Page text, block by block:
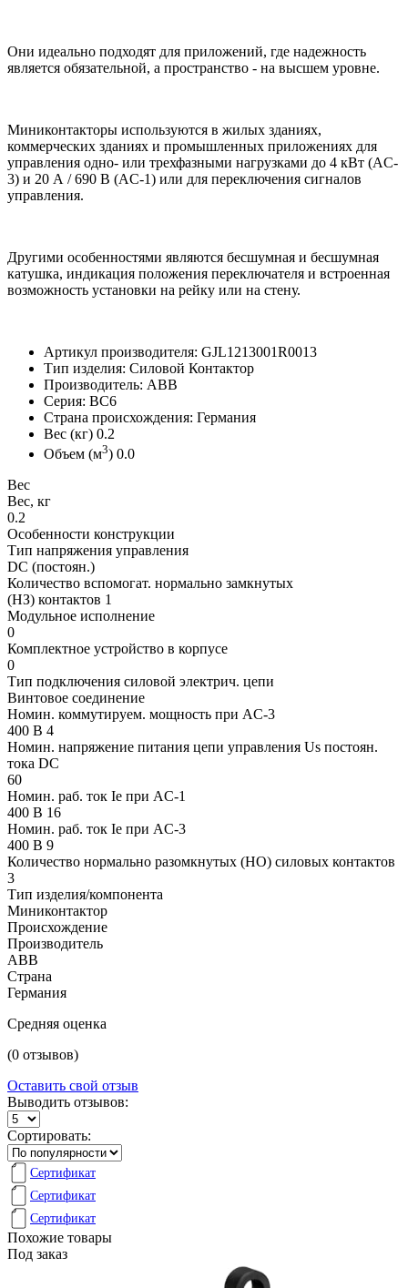
Они идеально подходят для приложений, где надежность
является обязательной, а пространство - на высшем уровне.
Миниконтакторы используются в жилых зданиях,
коммерческих зданиях и промышленных приложениях для
управления одно- или трехфазными нагрузками до 4 кВт (AC-
3) и 20 А / 690 В (AC-1) или для переключения сигналов
управления.
Другими особенностями являются бесшумная и бесшумная
катушка, индикация положения переключателя и встроенная
возможность установки на рейку или на стену.
Артикул производителя: GJL1213001R0013
Тип изделия: Силовой Контактор
Производитель: ABB
Серия: BC6
Страна происхождения: Германия
Вес (кг) 0.2
Объем (м3) 0.0
Вес
Вес, кг
0.2
Особенности конструкции
Тип напряжения управления
DC (постоян.)
Количество вспомогат. нормально замкнутых
(НЗ) контактов 1
Модульное исполнение
0
Комплектное устройство в корпусе
0
Тип подключения силовой электрич. цепи
Винтовое соединение
Номин. коммутируем. мощность при AC-3
400 В 4
Номин. напряжение питания цепи управления Us постоян.
тока DC
60
Номин. раб. ток Ie при AC-1
400 В 16
Номин. раб. ток Ie при AC-3
400 В 9
Количество нормально разомкнутых (НО) силовых контактов
3
Тип изделия/компонента
Миниконтактор
Происхождение
Производитель
ABB
Страна
Германия
Средняя оценка
(0 отзывов)
Оставить свой отзыв
Выводить отзывов:
Сортировать:
Сертификат
Сертификат
Сертификат
Похожие товары
Под заказ